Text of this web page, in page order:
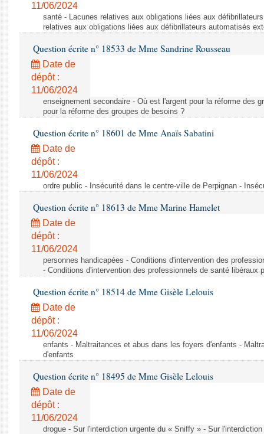
Comptes rendus des débats
11/06/2024
santé - Lacunes relatives aux obligations liées aux
relatives aux obligations liées aux défibrillateurs automatisés
Question écrite n° 18533 de Mme Sandrine Rousseau
Date de
dépôt :
11/06/2024
enseignement secondaire - Où est l'argent pour la réforme des
pour la réforme des groupes de besoins ?
Question écrite n° 18601 de Mme Anaïs Sabatini
Date de
dépôt :
11/06/2024
ordre public - Insécurité dans le centre-ville de Perpignan -
Question écrite n° 18613 de Mme Marine Hamelet
Date de
dépôt :
11/06/2024
personnes handicapées - Conditions d'intervention des
- Conditions d'intervention des professionnels de santé libéraux
Question écrite n° 18514 de Mme Gisèle Lelouis
Date de
dépôt :
11/06/2024
enfants - Maltraitances et abus dans les foyers d'enfants -
d'enfants
Question écrite n° 18495 de Mme Gisèle Lelouis
Date de
dépôt :
11/06/2024
drogue - Sur l'interdiction urgente du « Sniffy » - Sur